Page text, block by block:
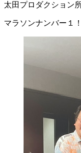
太田プロダクション
マラソンナンバー１！